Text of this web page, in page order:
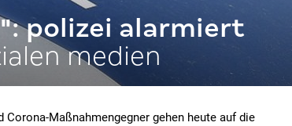
polizei alarmiert
medien
Corona-Maßnahmengegner gehen heute auf die